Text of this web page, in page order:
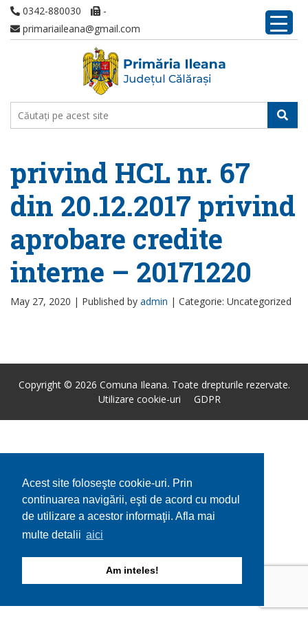
Acest site foloseşte cookie-uri. Prin
continuarea navigării, eşti de acord cu modul
de utilizare a acestor informaţii. Afla mai
multe detalii aici
Am inteles!
0342-880030
-
primariaileana@gmail.com
privind HCL nr. 67
din 20.12.2017 privind
aprobare credite
interne – 20171220
May 27, 2020 | Published by admin | Categorie: Uncategorized
Copyright © 2026 Comuna Ileana. Toate drepturile rezervate.
Utilizare cookie-uri
GDPR